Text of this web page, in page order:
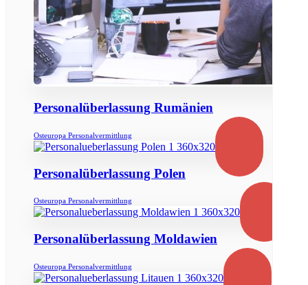
Personalüberlassung Rumänien
Osteuropa Personalvermittlung
Personalüberlassung Polen
Osteuropa Personalvermittlung
Personalüberlassung Moldawien
Osteuropa Personalvermittlung